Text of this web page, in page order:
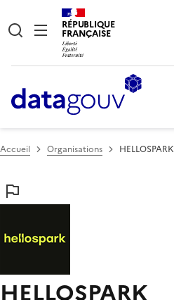
RÉPUBLIQUE
FRANÇAISE
Accueil Organisations HELLOSPARK
HELLOSPARK